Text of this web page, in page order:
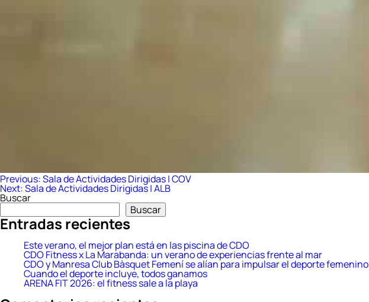
Navegación
de
entradas
Previous:Sala de Actividades Dirigidas | COV
Next:Sala de Actividades Dirigidas | ALB
Buscar
Buscar
Entradas recientes
Este verano, el mejor plan está en las piscina de CDO
CDO Fitness x La Marabanda: un verano de experiencias frente al mar
CDO y Manresa Club Bàsquet Femení se alían para impulsar el deporte femenino
Cuando el deporte incluye, todos ganamos
ARENA FIT 2026: el fitness sale a la playa